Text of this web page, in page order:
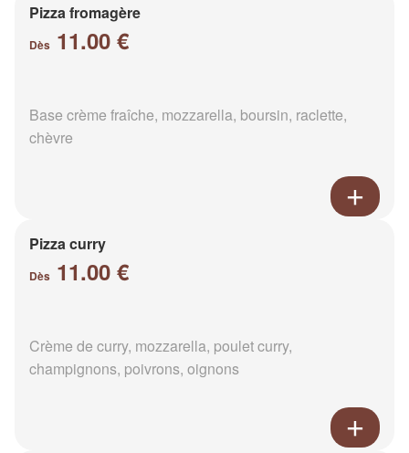
Pizza fromagère
Dès 11.00 €
Base crème fraîche, mozzarella, boursin, raclette,
chèvre
Pizza curry
Dès 11.00 €
Crème de curry, mozzarella, poulet curry,
champignons, poivrons, oignons